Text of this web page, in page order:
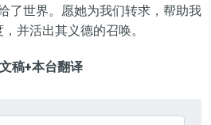
了世界。愿她为我们转求，帮助我
，并活出其义德的召唤。
稿+本台翻译